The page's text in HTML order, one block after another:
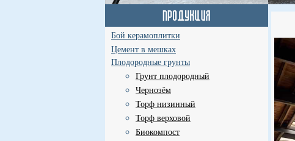
Бой керамоплитки
Цемент в мешках
Плодородные грунты
Грунт плодородный
Чернозём
Торф низинный
Торф верховой
Биокомпост